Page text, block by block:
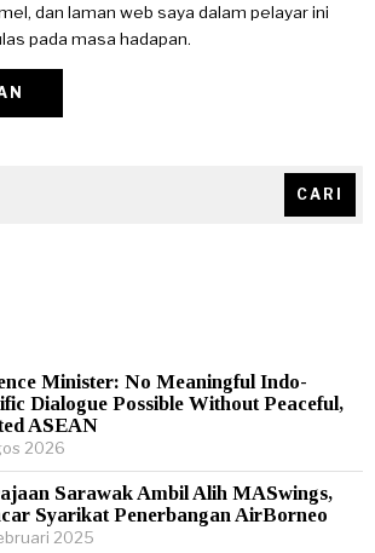
dan laman web saya dalam pelayar ini
pada masa hadapan.
CARI
Minister: No Meaningful Indo-
Dialogue Possible Without Peaceful,
ASEAN
2026
Sarawak Ambil Alih MASwings,
Syarikat Penerbangan AirBorneo
2025